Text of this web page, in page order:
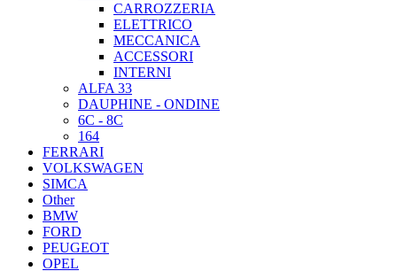
CARROZZERIA
ELETTRICO
MECCANICA
ACCESSORI
INTERNI
ALFA 33
DAUPHINE - ONDINE
6C - 8C
164
FERRARI
VOLKSWAGEN
SIMCA
Other
BMW
FORD
PEUGEOT
OPEL